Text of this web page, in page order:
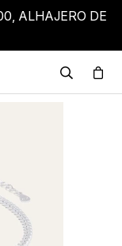
ALHAJERO DE